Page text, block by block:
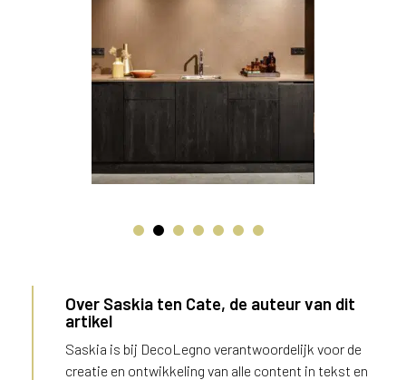
Over Saskia ten Cate, de auteur van dit
artikel
Saskia is bij DecoLegno verantwoordelijk voor de
creatie en ontwikkeling van alle content in tekst en